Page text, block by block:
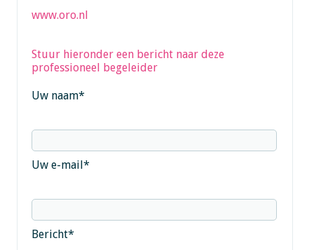
www.oro.nl
Stuur hieronder een bericht naar deze
professioneel begeleider
Uw naam*
Uw e-mail*
Bericht*